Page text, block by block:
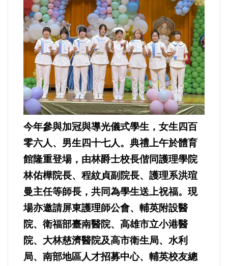
交通運輸
中美台
餐飲美食
法制/司法/監督
防災/救災
考試/監察
國安/國防/外交
今年參與加冠與導光儀式學生，女生四百
零六人、男生四十七人。典禮上午於體育
館隆重登場，由林爵士校長偕同護理學院
林佑樺院長、程紋貞副院長、護理系洪瑄
曼主任等師長，共同為學生送上祝福。現
場亦邀請屏東護理師公會、輔英附設醫
院、衛福部臺南醫院、高雄市立小港醫
院、大林慈濟醫院及高市衛生局、水利
局、南部地區人才招募中心、輔英校友總